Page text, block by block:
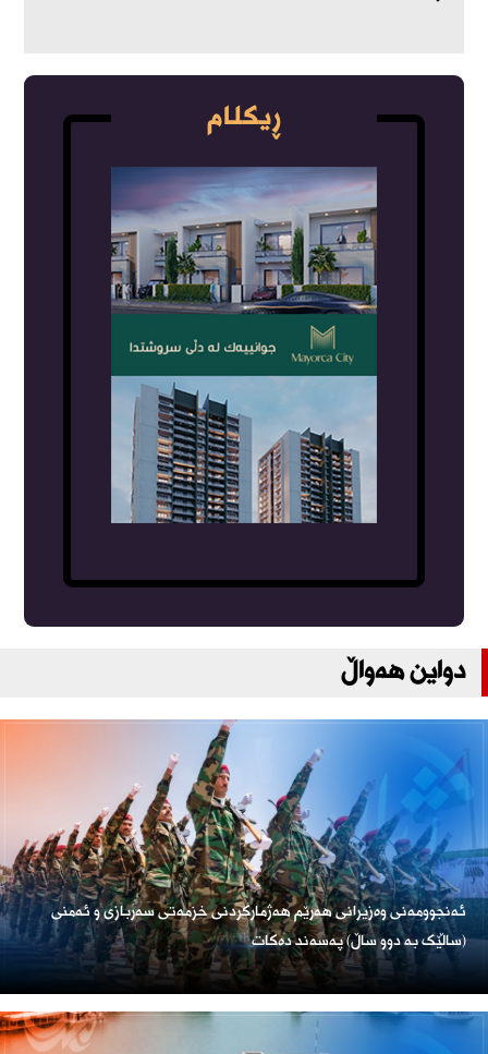
ڕیکلام
دواین هەواڵ
ئەنجوومەنی وەزیرانی هەرێم هەژمارکردنی خزمەتی سەربازی و ئەمنی
(ساڵێک بە دوو ساڵ) پەسەند دەکات